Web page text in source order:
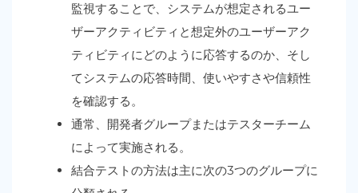
監視することで、システムが想定されるユー
ザーアクティビティと想定外のユーザーアク
ティビティにどのように応答するのか、そし
てシステムの応答時間、使いやすさや信頼性
を確認する。
通常、開発者グループまたはテスターチーム
によって実施される。
結合テストの方法は主に次の3つのグループに